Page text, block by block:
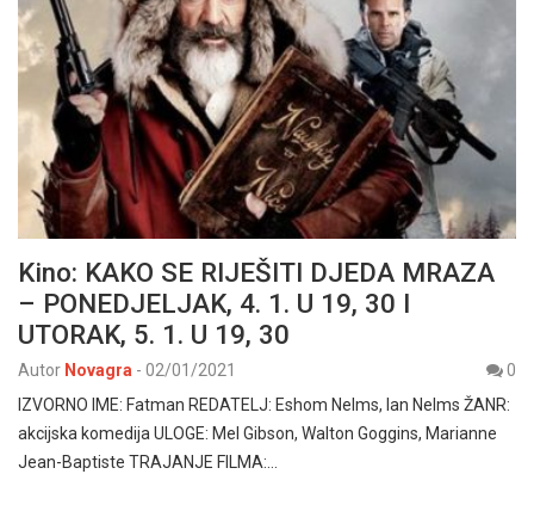
Kino: KAKO SE RIJEŠITI DJEDA MRAZA
– PONEDJELJAK, 4. 1. U 19, 30 I
UTORAK, 5. 1. U 19, 30
Autor Novagra - 02/01/2021
0
IZVORNO IME: Fatman REDATELJ: Eshom Nelms, Ian Nelms ŽANR:
akcijska komedija ULOGE: Mel Gibson, Walton Goggins, Marianne
Jean-Baptiste TRAJANJE FILMA:…